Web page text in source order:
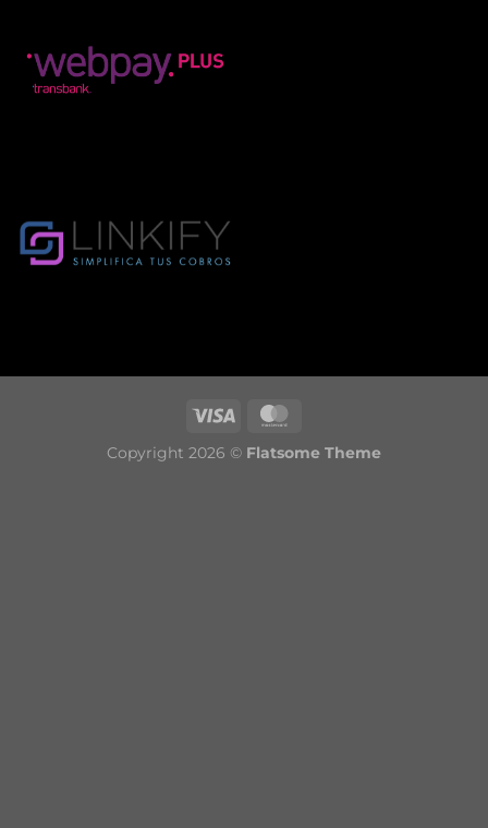
Copyright 2026 © Flatsome Theme